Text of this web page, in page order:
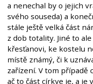
a nenechal by o jejich
svého souseda) a
stále ještě velká část
z dob totality. Jiné to
křesťanovi, ke kostelu
místě známý, či k
zařízení. V tom případě
ač to část církve je, a